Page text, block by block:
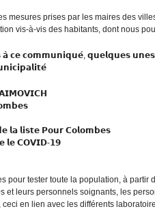
mesures prises par les maires des
vis-à-vis des habitants, dont nous
𝗮̀ 𝗰𝗲 𝗰𝗼𝗺𝗺𝘂𝗻𝗶𝗾𝘂𝗲́, 𝗾𝘂𝗲𝗹𝗾𝘂𝗲𝘀
𝗹𝗶𝘀𝘁𝗲 𝗣𝗼𝘂𝗿 𝗖𝗼𝗹𝗼𝗺𝗯𝗲𝘀
𝗹𝗲 𝗖𝗢𝗩𝗜𝗗-𝟭𝟵
pour tester toute la population, à partir
et leurs personnels soignants, les
en lien avec les différents